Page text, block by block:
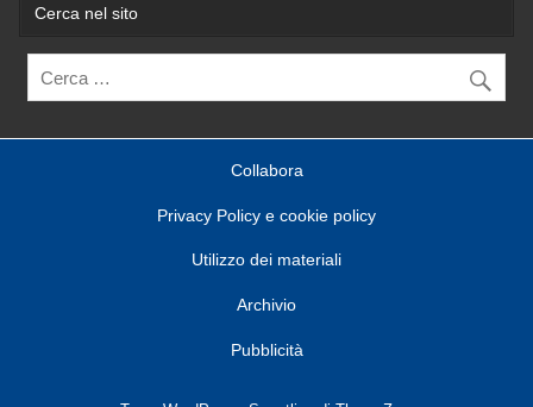
Cerca nel sito
Collabora
Privacy Policy e cookie policy
Utilizzo dei materiali
Archivio
Pubblicità